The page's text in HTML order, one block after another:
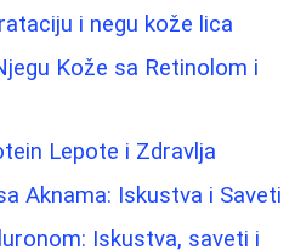
i negu kože lica
Kože sa Retinolom i
Lepote i Zdravlja
Aknama: Iskustva i Saveti
Iskustva, saveti i